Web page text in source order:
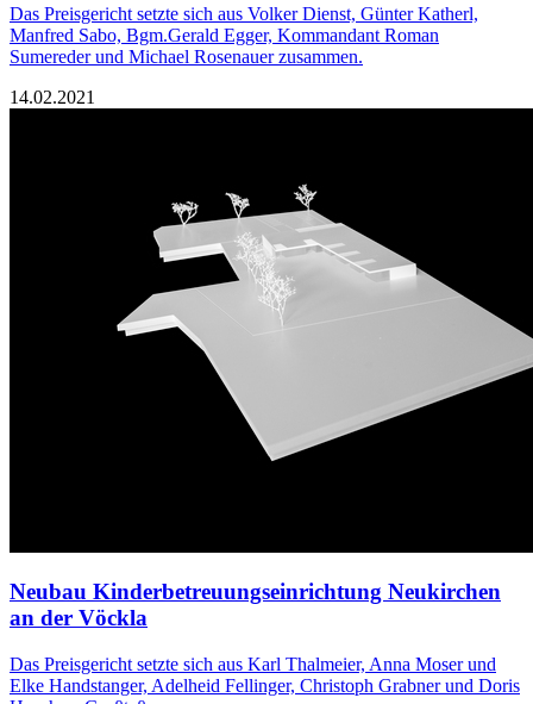
Das Preisgericht setzte sich aus Volker Dienst, Günter Katherl,
Manfred Sabo, Bgm.Gerald Egger, Kommandant Roman
Sumereder und Michael Rosenauer zusammen.
14.02.2021
Neubau Kinderbetreuungseinrichtung Neukirchen
an der Vöckla
Das Preisgericht setzte sich aus Karl Thalmeier, Anna Moser und
Elke Handstanger, Adelheid Fellinger, Christoph Grabner und Doris